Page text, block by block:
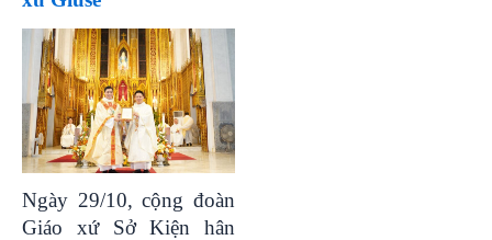
Ngày 29/10, cộng đoàn
Giáo xứ Sở Kiện hân